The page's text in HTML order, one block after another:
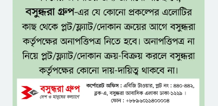
নীরবে এতিম শিশুদের পাশে সায়েম
সোবহান আনভীর
সেবার মানসিকতা ছাড়া
চিকিৎসাব্যবস্থার মানোন্নয়ন সম্ভব
নয়: প্রধানমন্ত্রী
বিদ্যুৎ-জ্বালানি নিয়ে অস্থিতিশীলতা